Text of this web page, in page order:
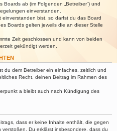
ab (im Folgenden „Betreiber“) und
einverstanden.
bist, so darfst du das Board
Boards gelten jeweils die an dieser Stelle
Zeit geschlossen und kann von beiden
gekündigt werden.
du dem Betreiber ein einfaches, zeitlich und
Recht, deinen Beitrag im Rahmen des
a bleibt auch nach Kündigung des
dass er keine Inhalte enthält, die gegen
Du erklärst insbesondere, dass du